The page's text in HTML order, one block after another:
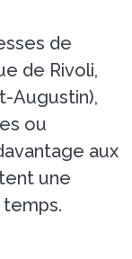
de
de Rivoli,
Augustin),
ou
aux
une